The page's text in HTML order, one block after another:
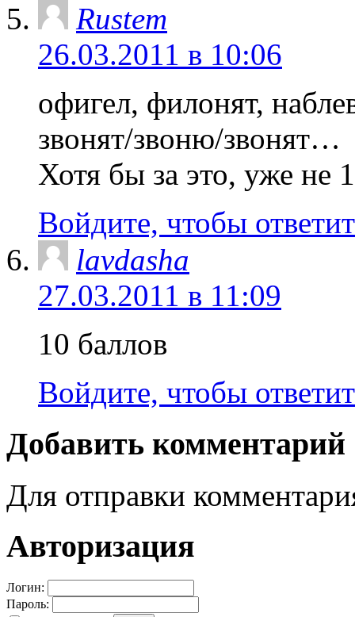
Rustem
26.03.2011 в 10:06
офигел, филонят,
звонят/звоню/звонят…
Хотя бы за это, уже не
Войдите, чтобы
lavdasha
27.03.2011 в 11:09
10 баллов
Войдите, чтобы
Добавить комментарий
Для отправки
Авторизация
Логин:
Пароль: